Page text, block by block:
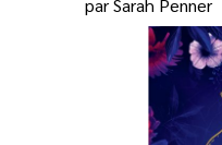
par Sarah Penner